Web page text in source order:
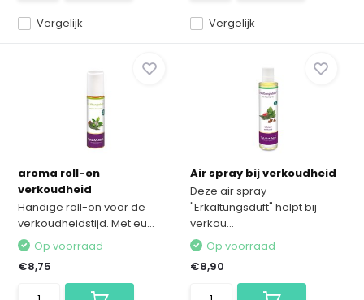
Vergelijk Vergelijk
aroma roll-on
verkoudheid
Handige roll-on voor de
verkoudheidstijd. Met eu...
Op voorraad
€8,75
Air spray bij verkoudheid
Deze air spray
"Erkältungsduft" helpt bij
verkou...
Op voorraad
€8,90